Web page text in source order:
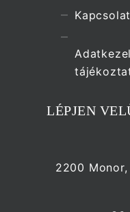
Kapcsolat
LÉPJEN
2200